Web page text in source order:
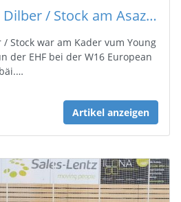
D’Arbitterkoppel Dilber / Stock am Asaz bei de W16 European Open zu Göteborg
Stock war am Kader vum Young
der EHF bei der W16 European
Artikel anzeigen